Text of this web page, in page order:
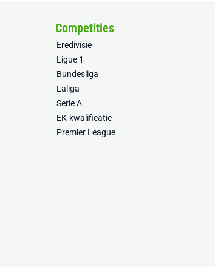
Competities
Eredivisie
Ligue 1
Bundesliga
Laliga
Serie A
EK-kwalificatie
Premier League